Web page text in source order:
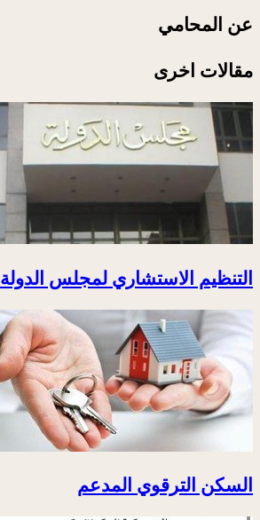
عن المحامي
مقالات اخرى
التنظيم الاستشاري لمجلس الدولة
السكن الترقوي المدعم